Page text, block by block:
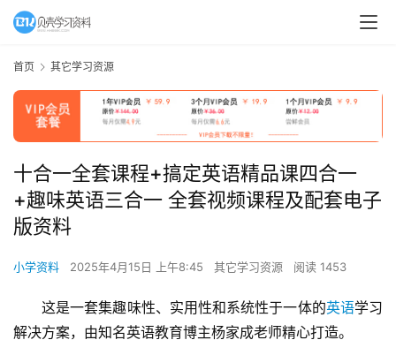
首页 其它学习资源
十合一全套课程+搞定英语精品课四合一
+趣味英语三合一 全套视频课程及配套电子
版资料
小学资料 2025年4月15日 上午8:45 其它学习资源 阅读 1453
这是一套集趣味性、实用性和系统性于一体的英语学习
解决方案，由知名英语教育博主杨家成老师精心打造。